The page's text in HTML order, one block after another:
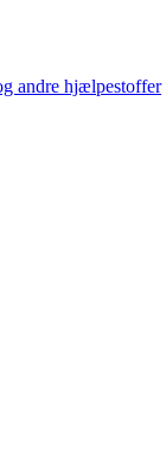
andre hjælpestoffer